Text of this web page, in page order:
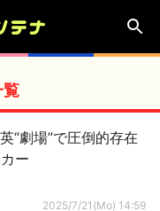
“劇場”で圧倒的存在
ー
2025/7/21(Mo) 14:59